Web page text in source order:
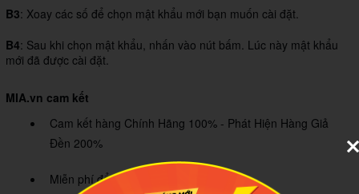
B3: Xoay các số để chọn mật khẩu mới bạn muốn cài đặt.
B4: Sau khi chọn mật khẩu, nhấn vào nút bấm. Lúc này mật khẩu
mới đã được cài đặt.
MIA.vn cam kết
Cam kết hàng Chính Hãng 100% - Phát Hiện Hàng Giả
Đền 200%
Miễn phí đổi trả trong 365 ngày